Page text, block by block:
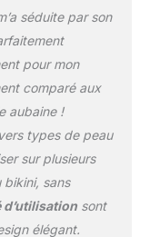
séduite par son
pour mon
comparé aux
aubaine !
types de peau
sur plusieurs
bikini, sans
sont
élégant.